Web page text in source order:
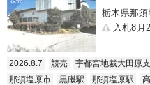
栃木県那
入札8月
2026.8.7 競売 宇都宮地裁大田原
那須塩原市
黒磯駅 那須塩原駅